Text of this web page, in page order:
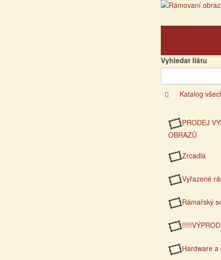
Vyhledat lištu
Katalog
PRODEJ
OBRAZŮ
Zrcadla
Vyřazené
Rámařský
Hardware a